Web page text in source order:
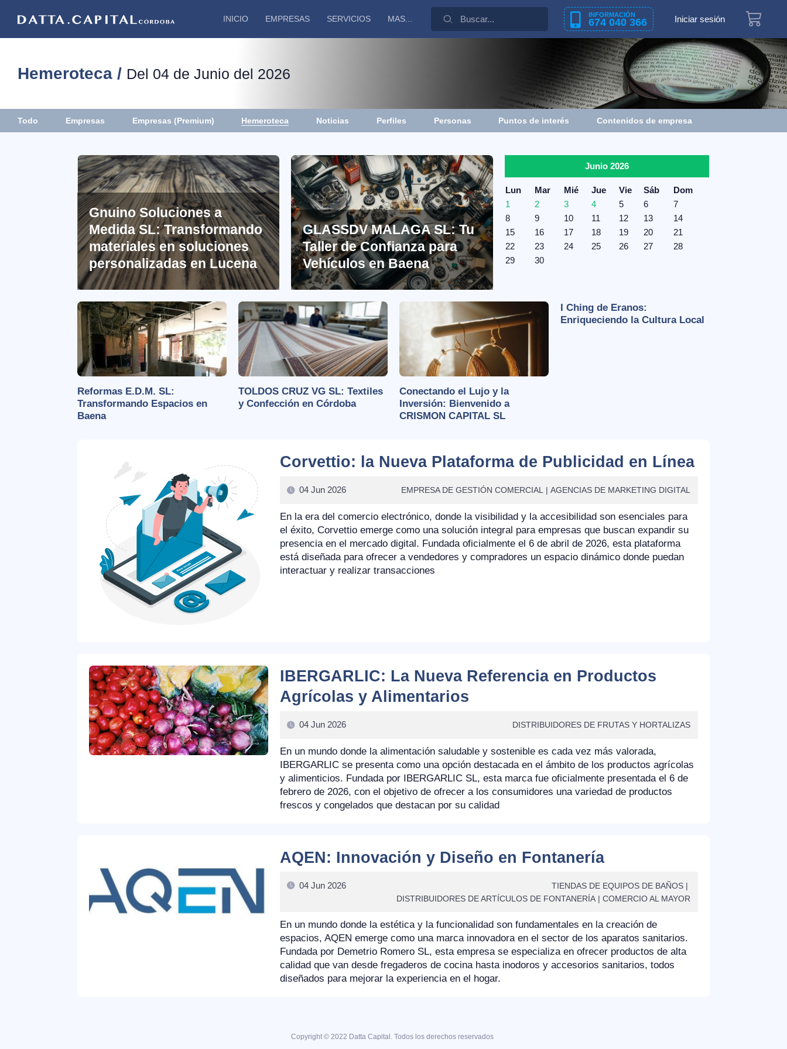
INICIO EMPRESAS SERVICIOS MAS... INFORMACIÓN
674 040 366 Iniciar sesión
Hemeroteca / Del 04 de Junio del 2026
Todo Empresas Empresas (Premium) Hemeroteca Noticias Perfiles Personas Puntos de interés Contenidos de empresa
Gnuino Soluciones a
Medida SL: Transformando
materiales en soluciones
personalizadas en Lucena
GLASSDV MALAGA SL: Tu
Taller de Confianza para
Vehículos en Baena
Junio 2026
Lun Mar Mié Jue Vie Sáb
Dom
1
2 3 4 5 6
7
8
9 10 11 12 13
14
15
16 17 18 19 20
21
22
23 24 25 26 27
28
29
30
Reformas E.D.M. SL:
Transformando Espacios en
Baena
TOLDOS CRUZ VG SL: Textiles
y Confección en Córdoba
Conectando el Lujo y la
Inversión: Bienvenido a
CRISMON CAPITAL SL
I Ching de Eranos:
Enriqueciendo la Cultura Local
Corvettio: la Nueva Plataforma de Publicidad en Línea
04 Jun 2026 EMPRESA DE GESTIÓN COMERCIAL AGENCIAS DE MARKETING DIGITAL
En la era del comercio electrónico, donde la visibilidad y la accesibilidad son esenciales para
el éxito, Corvettio emerge como una solución integral para empresas que buscan expandir su
presencia en el mercado digital. Fundada oficialmente el 6 de abril de 2026, esta plataforma
está diseñada para ofrecer a vendedores y compradores un espacio dinámico donde puedan
interactuar y realizar transacciones
IBERGARLIC: La Nueva Referencia en Productos
Agrícolas y Alimentarios
04 Jun 2026 DISTRIBUIDORES DE FRUTAS Y HORTALIZAS
En un mundo donde la alimentación saludable y sostenible es cada vez más valorada,
IBERGARLIC se presenta como una opción destacada en el ámbito de los productos agrícolas
y alimenticios. Fundada por IBERGARLIC SL, esta marca fue oficialmente presentada el 6 de
febrero de 2026, con el objetivo de ofrecer a los consumidores una variedad de productos
frescos y congelados que destacan por su calidad
AQEN: Innovación y Diseño en Fontanería
04 Jun 2026
TIENDAS DE EQUIPOS DE BAÑOS
DISTRIBUIDORES DE ARTÍCULOS DE FONTANERÍA
COMERCIO AL MAYOR
En un mundo donde la estética y la funcionalidad son fundamentales en la creación de
espacios, AQEN emerge como una marca innovadora en el sector de los aparatos sanitarios.
Fundada por Demetrio Romero SL, esta empresa se especializa en ofrecer productos de alta
calidad que van desde fregaderos de cocina hasta inodoros y accesorios sanitarios, todos
diseñados para mejorar la experiencia en el hogar.
Copyright © 2022 Datta Capital. Todos los derechos reservados